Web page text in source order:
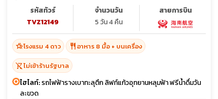
รหัสทัวร์
TVZ12149
จำนวนวัน
5 วัน 4 คืน
สายการบิน
hotel_classโรงแรม 4 ดาว restaurant อาหาร 8 มื้อ + บนเครื่อง
shopping_cart_offไม่เข้าร้านรัฐบาล
ไฮไลท์:รถไฟฟ้ารางเบาทะลุตึก ลิฟท์แก้วอุทยานหลุมฟ้า ฟรีน้ำดื่มวัน
ละขวด